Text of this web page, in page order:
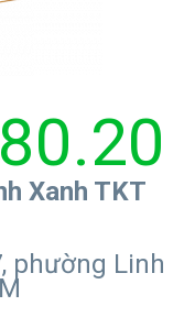
Xanh TKT
phường Linh